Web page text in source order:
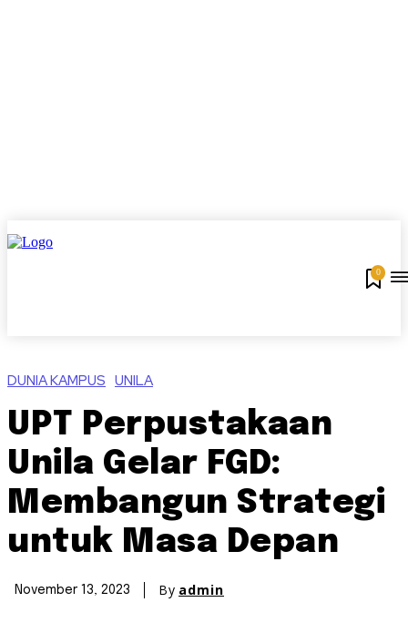
0
DUNIA KAMPUS UNILA
UPT Perpustakaan
Unila Gelar FGD:
Membangun Strategi
untuk Masa Depan
November 13, 2023 By admin